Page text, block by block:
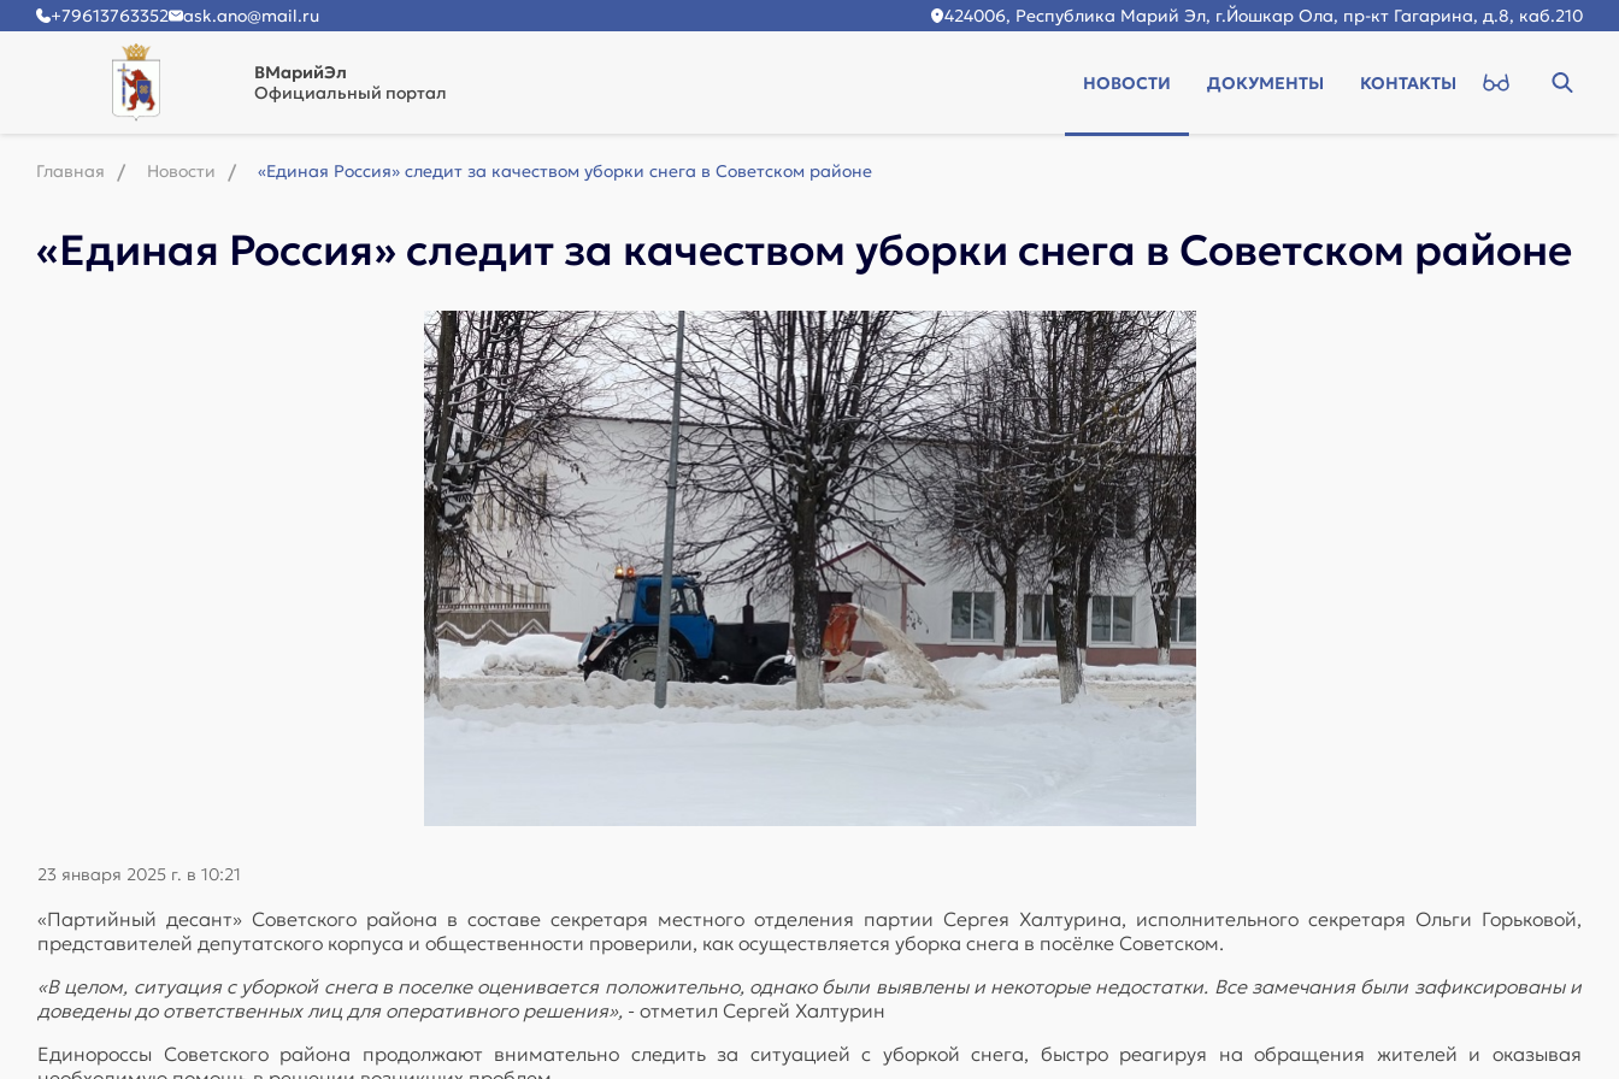
+79613763352 ask.ano@mail.ru 424006, Республика Марий Эл, г.Йошкар Ола, пр-кт Гагарина, д.8, каб.210
ВМарийЭл
Официальный портал
НОВОСТИ ДОКУМЕНТЫ КОНТАКТЫ
Главная Новости «Единая Россия» следит за качеством уборки снега в Советском районе
«Единая Россия» следит за качеством уборки снега в Советском районе
23 января 2025 г. в 10:21
«Партийный десант» Советского района в составе секретаря местного отделения партии Сергея Халтурина, исполнительного секретаря Ольги Горьковой,
представителей депутатского корпуса и общественности проверили, как осуществляется уборка снега в посёлке Советском.
«В целом, ситуация с уборкой снега в поселке оценивается положительно, однако были выявлены и некоторые недостатки. Все замечания были зафиксированы и
доведены до ответственных лиц для оперативного решения», - отметил Сергей Халтурин
Единороссы Советского района продолжают внимательно следить за ситуацией с уборкой снега, быстро реагируя на обращения жителей и оказывая